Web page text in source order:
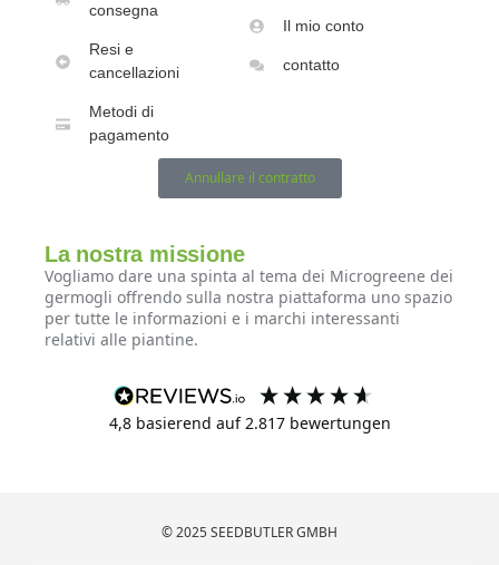
consegna
Resi e
cancellazioni
Metodi di
pagamento
Il mio conto
contatto
Annullare il contratto
La nostra missione
Vogliamo dare una spinta al tema dei Microgreene dei
germogli offrendo sulla nostra piattaforma uno spazio
per tutte le informazioni e i marchi interessanti
relativi alle piantine.
4,8 basierend auf2.817bewertungen
© 2025 SEEDBUTLER GMBH